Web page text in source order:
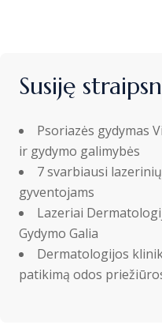
Susiję
Psoriazės gydymas
ir gydymo galimybės
7 svarbiausi
gyventojams
Lazeriai
Gydymo Galia
Dermatologijos
patikimą odos